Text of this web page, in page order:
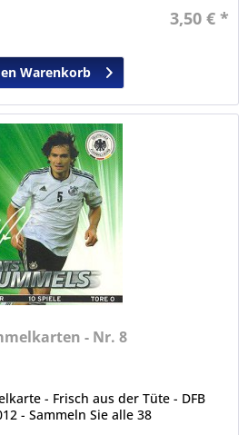
3,50 € *
Warenkorb
- Nr. 8
- Frisch aus der Tüte - DFB
- Sammeln Sie alle 38